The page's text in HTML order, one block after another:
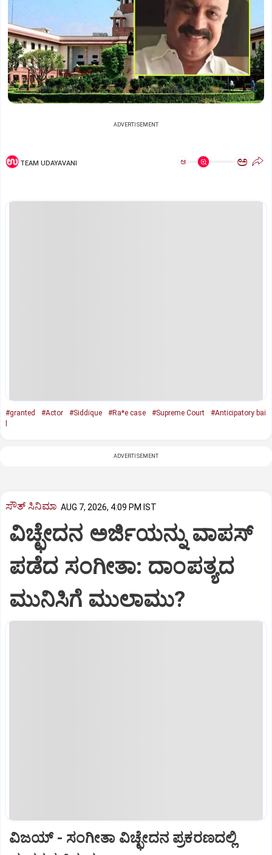
ADVERTISEMENT
TEAM UDAYAVANI ಅ ಅ
#granted #Actor #Siddique #Ra*e case #Supreme Court
#Anticipatory bai
ADVERTISEMENT
ಸೌತ್‌ ಸಿನಿಮಾ AUG 7, 2026, 4:09 PM IST
ವಿಚ್ಛೇದನ ಅರ್ಜಿಯನ್ನು ವಾಪಸ್‌
ಪಡೆದ ಸಂಗೀತಾ: ದಾಂಪತ್ಯದ
ಮುನಿಸಿಗೆ ಮುಲಾಮು?
ವಿಜಯ್‌ - ಸಂಗೀತಾ ವಿಚ್ಛೇದನ ಪ್ರಕರಣದಲ್ಲಿ